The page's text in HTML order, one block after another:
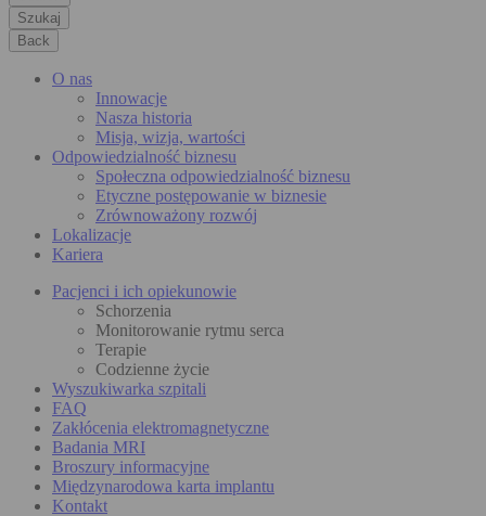
Szukaj
Back
O nas
Innowacje
Nasza historia
Misja, wizja, wartości
Odpowiedzialność biznesu
Społeczna odpowiedzialność biznesu
Etyczne postępowanie w biznesie
Zrównoważony rozwój
Lokalizacje
Kariera
Pacjenci i ich opiekunowie
Schorzenia
Monitorowanie rytmu serca
Terapie
Codzienne życie
Wyszukiwarka szpitali
FAQ
Zakłócenia elektromagnetyczne
Badania MRI
Broszury informacyjne
Międzynarodowa karta implantu
Kontakt